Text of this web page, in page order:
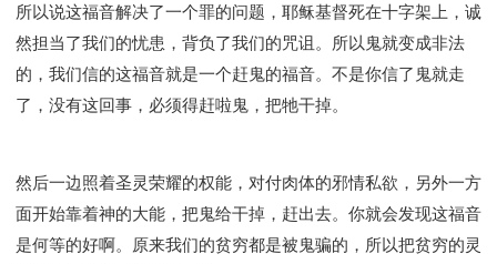
所以说这福音解决了一个罪的问题，耶稣基督死在十字架上，诚
然担当了我们的忧患，背负了我们的咒诅。所以鬼就变成非法
的，我们信的这福音就是一个赶鬼的福音。不是你信了鬼就走
了，没有这回事，必须得赶啦鬼，把牠干掉。
然后一边照着圣灵荣耀的权能，对付肉体的邪情私欲，另外一方
面开始靠着神的大能，把鬼给干掉，赶出去。你就会发现这福音
是何等的好啊。原来我们的贫穷都是被鬼骗的，所以把贫穷的灵